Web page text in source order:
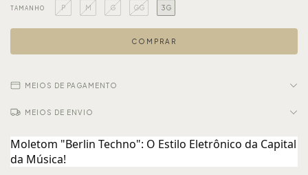
TAMANHO P M G GG 3G
MEIOS DE PAGAMENTO
MEIOS DE ENVIO
Moletom "Berlin Techno": O Estilo Eletrônico da Capital
da Música!